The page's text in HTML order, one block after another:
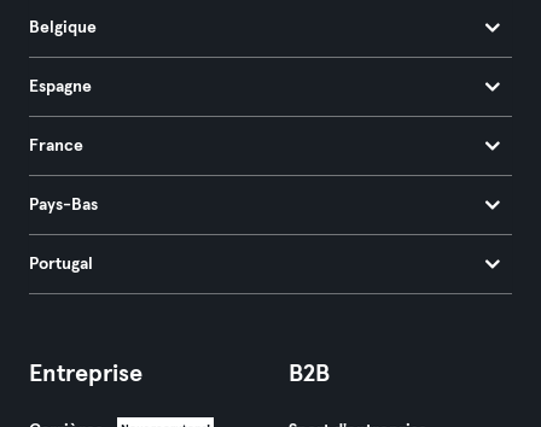
Belgique
Espagne
France
Pays-Bas
Portugal
Entreprise B2B